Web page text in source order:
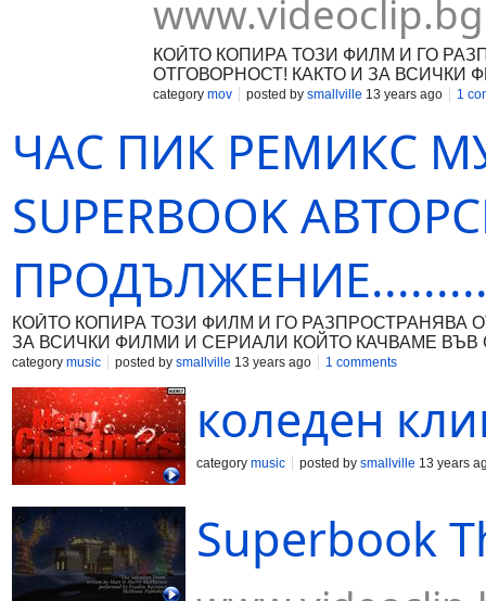
www.videoclip.bg
КОЙТО КОПИРА ТОЗИ ФИЛМ И ГО
ОТГОВОРНОСТ! КАКТО И ЗА ВСИЧКИ
CINEMA 2013®
category mov posted by smallville 13 years ago 1
ЧАС ПИК РЕМИКC
SUPERBOOK
КОЙТО КОПИРА ТОЗИ ФИЛМ И ГО РАЗПРОСТРАНЯВА
ЗА ВСИЧКИ ФИЛМИ И СЕРИAЛИ КОЙТО КАЧВАМE ВЪВ
category music posted by smallville 13 years ago 1 comments
коледен
category music posted by smallville 13 years
Superbook